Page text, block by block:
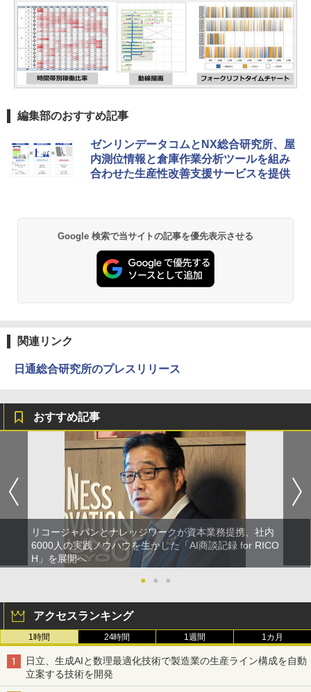
編集部のおすすめ記事
ゼンリンデータコムとNX総合研究所、屋
内測位情報と倉庫作業分析ツールを組み
合わせた生産性改善支援サービスを提供
Google 検索で当サイトの記事を優先表示させる
関連リンク
日通総合研究所のプレスリリース
おすすめ記事
リコージャパンとナレッジワークが資本業務提携、社内
6000人の実践ノウハウを生かした「AI商談記録 for RICO
H」を展開へ
●
● ●
アクセスランキング
1時間 24時間 1週間 1カ月
日立、生成AIと数理最適化技術で製造業の生産ライン構成を自動
立案する技術を開発